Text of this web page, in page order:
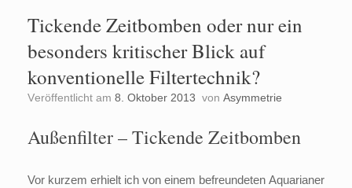
Tickende Zeitbomben oder nur ein
besonders kritischer Blick auf
konventionelle Filtertechnik?
Veröffentlicht am 8. Oktober 2013 von Asymmetrie
Außenfilter – Tickende Zeitbomben
Vor kurzem erhielt ich von einem befreundeten Aquarianer